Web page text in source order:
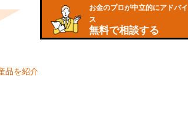
品を紹介
お金のプロが中立的にアドバイ
ス
無料で相談する